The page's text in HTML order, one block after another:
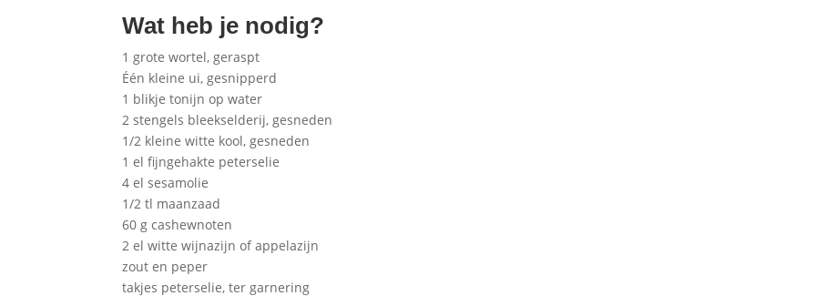
Wat heb je nodig?
1 grote wortel, geraspt
Één kleine ui, gesnipperd
1 blikje tonijn op water
2 stengels bleekselderij, gesneden
1/2 kleine witte kool, gesneden
1 el fijngehakte peterselie
4 el sesamolie
1/2 tl maanzaad
60 g cashewnoten
2 el witte wijnazijn of appelazijn
zout en peper
takjes peterselie, ter garnering